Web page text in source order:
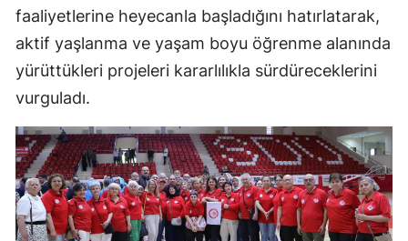
faaliyetlerine heyecanla başladığını hatırlatarak,
aktif yaşlanma ve yaşam boyu öğrenme alanında
yürüttükleri projeleri kararlılıkla sürdüreceklerini
vurguladı.